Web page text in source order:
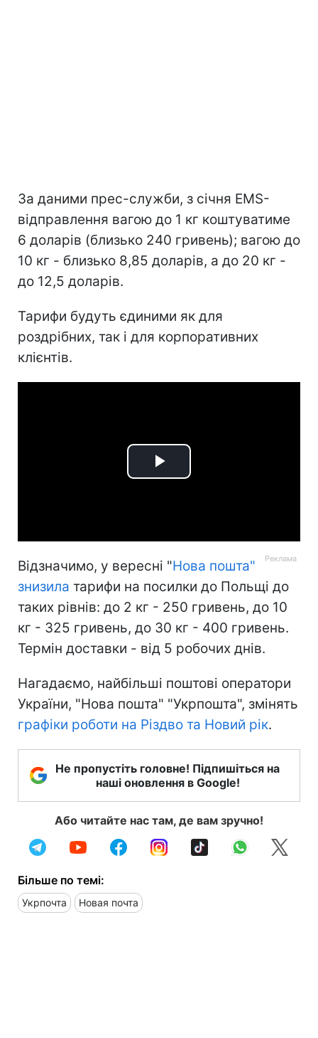
За даними прес-служби, з січня EMS-
відправлення вагою до 1 кг коштуватиме
6 доларів (близько 240 гривень); вагою до
10 кг - близько 8,85 доларів, а до 20 кг -
до 12,5 доларів.
Тарифи будуть єдиними як для
роздрібних, так і для корпоративних
клієнтів.
Play
Відзначимо, у вересні "Нова пошта"
знизила тарифи на посилки до Польщі до
таких рівнів: до 2 кг - 250 гривень, до 10
кг - 325 гривень, до 30 кг - 400 гривень.
Термін доставки - від 5 робочих днів.
Нагадаємо, найбільші поштові оператори
України, "Нова пошта" "Укрпошта", змінять
графіки роботи на Різдво та Новий рік.
Не пропустіть головне! Підпишіться на
наші оновлення в Google!
Або читайте нас там, де вам зручно!
Більше по темі:
Укрпочта Новая почта